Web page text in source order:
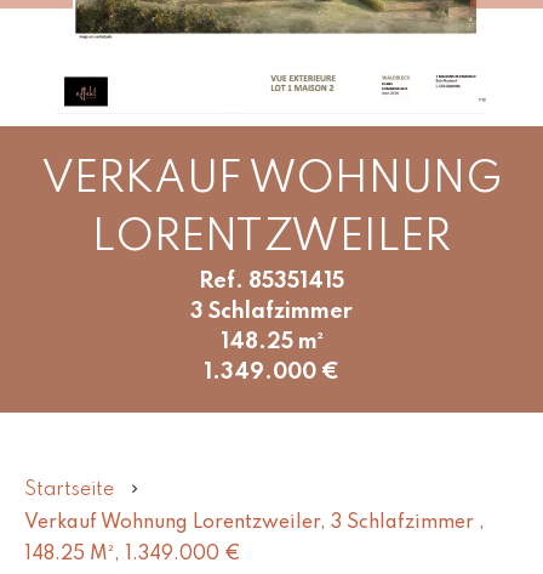
VERKAUF WOHNUNG
LORENTZWEILER
Ref. 85351415
3 Schlafzimmer
148.25 m²
1.349.000 €
Startseite
Verkauf Wohnung Lorentzweiler, 3 Schlafzimmer ,
148.25 M², 1.349.000 €